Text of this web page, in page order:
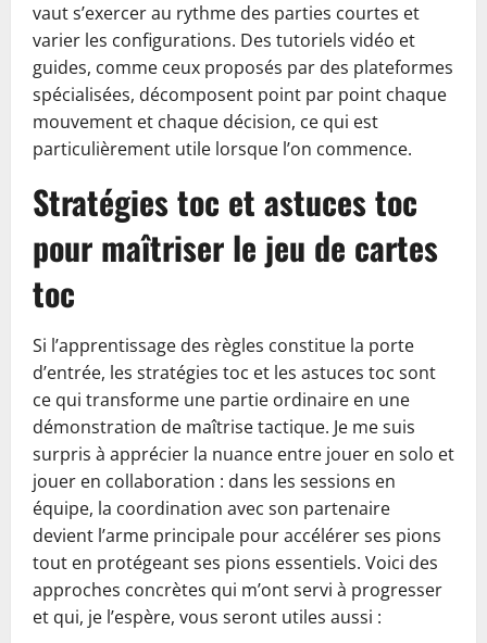
vaut s’exercer au rythme des parties courtes et
varier les configurations. Des tutoriels vidéo et
guides, comme ceux proposés par des plateformes
spécialisées, décomposent point par point chaque
mouvement et chaque décision, ce qui est
particulièrement utile lorsque l’on commence.
Stratégies toc et astuces toc
pour maîtriser le jeu de cartes
toc
Si l’apprentissage des règles constitue la porte
d’entrée, les stratégies toc et les astuces toc sont
ce qui transforme une partie ordinaire en une
démonstration de maîtrise tactique. Je me suis
surpris à apprécier la nuance entre jouer en solo et
jouer en collaboration : dans les sessions en
équipe, la coordination avec son partenaire
devient l’arme principale pour accélérer ses pions
tout en protégeant ses pions essentiels. Voici des
approches concrètes qui m’ont servi à progresser
et qui, je l’espère, vous seront utiles aussi :